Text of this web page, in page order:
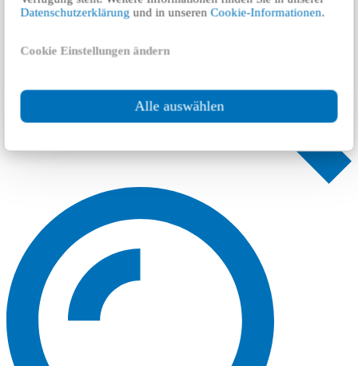
Datenschutzerklärung und in unserenCookie-Informationen.
Cookie Einstellungen ändern
Alle auswählen